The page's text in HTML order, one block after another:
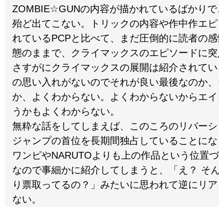
ZOMBIE☆GUNの内容が描かれているばかり
殆ど出てこない。トリックの内容や作中作エ
れているPCPと比べて、まだ圧倒的に読者の
態のままで、クライマックスのエピソードに
さすがにクライマックスの展開は紹介されて
の思い入れがないのでそれが良い最後なのか
か、よくわからない。よくわからないからエ
うかもよくわからない。
無粋な話をしてしまえば、このころのリバー
ジャンプの首位を長期間独占していることに
ワンピやNARUTOよりも上の作品という位置
なので事細かに紹介してしまうと、「え？ そ
り票取ってるの？」みたいに思われて逆にリ
ない。